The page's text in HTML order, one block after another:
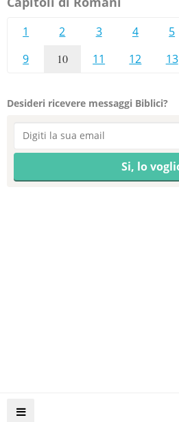
1 2 3 4 5
9
10 11 12 13
Desideri ricevere messaggi Biblici?